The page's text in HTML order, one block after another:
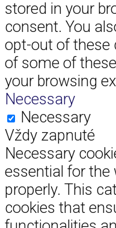
stored in your
consent. You
opt-out of these
of some of
your browsing
Necessary
Necessary
Vždy zapnuté
Necessary
essential for the
properly. This
cookies that